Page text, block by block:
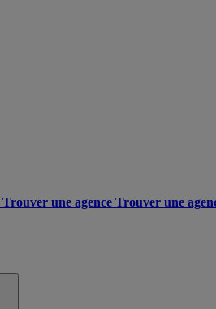
Trouver une agence Trouver une